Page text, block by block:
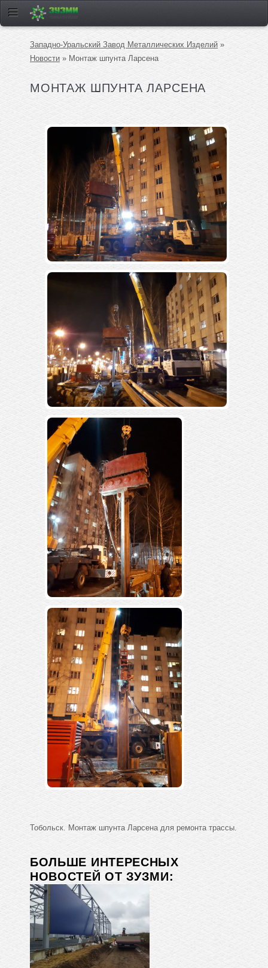
Западно-Уральский Завод Металлических Изделий »
Новости » Монтаж шпунта Ларсена
МОНТАЖ ШПУНТА ЛАРСЕНА
Тобольск. Монтаж шпунта Ларсена для ремонта трассы.
БОЛЬШЕ ИНТЕРЕСНЫХ
НОВОСТЕЙ ОТ ЗУЗМИ: